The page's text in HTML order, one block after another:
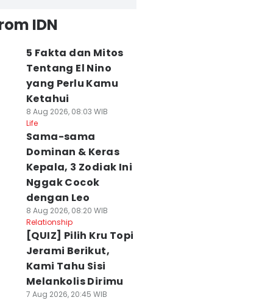
IDN
5 Fakta dan Mitos
Tentang El Nino
yang Perlu Kamu
Ketahui
8 Aug 2026, 08:03 WIB
Life
Sama-sama
Dominan & Keras
Kepala, 3 Zodiak Ini
Nggak Cocok
dengan Leo
8 Aug 2026, 08:20 WIB
Relationship
[QUIZ] Pilih Kru Topi
Jerami Berikut,
Kami Tahu Sisi
Melankolis Dirimu
7 Aug 2026, 20:45 WIB